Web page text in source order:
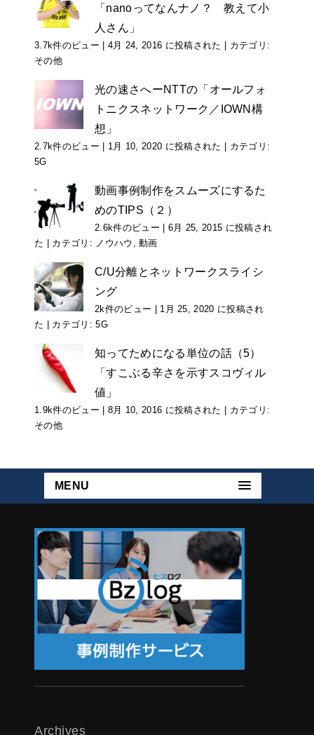
「nanoってなんナノ？ 教えて小
人さん」
3.7k件のビュー | 4月 24, 2016 に投稿された | カテゴリ:
その他
光の速さへーNTTの「オールフォ
トニクスネットワーク／IOWN構
想」
2.7k件のビュー | 1月 10, 2020 に投稿された | カテゴリ:
5G
動画事例制作をスムーズにするた
めのTIPS（２）
2.6k件のビュー | 6月 25, 2015 に投稿され
た | カテゴリ: ノウハウ ,動画
C/U分離とネットワークスライシ
ング
2k件のビュー | 1月 25, 2020 に投稿され
た | カテゴリ:5G
知ってためになる単位の話（5）
「すこぶる辛さを示すスコヴィル
値」
1.9k件のビュー | 8月 10, 2016 に投稿された | カテゴリ:
その他
MENU
Archives